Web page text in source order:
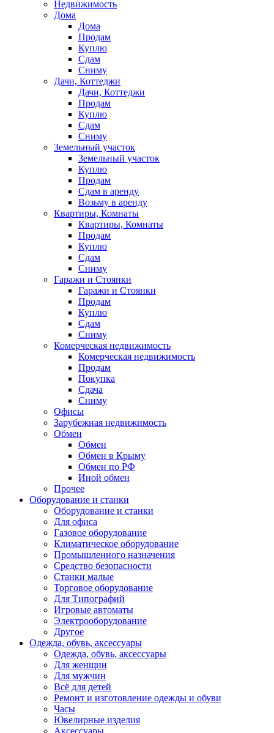
Недвижимость
Дома
Дома
Продам
Куплю
Сдам
Сниму
Дачи, Коттеджи
Дачи, Коттеджи
Продам
Куплю
Сдам
Сниму
Земельный участок
Земельный участок
Куплю
Продам
Сдам в аренду
Возьму в аренду
Квартиры, Комнаты
Квартиры, Комнаты
Продам
Куплю
Сдам
Сниму
Гаражи и Стоянки
Гаражи и Стоянки
Продам
Куплю
Сдам
Сниму
Комерческая недвижимость
Комерческая недвижимость
Продам
Покупка
Сдача
Сниму
Офисы
Зарубежная недвижимость
Обмен
Обмен
Обмен в Крыму
Обмен по РФ
Иной обмен
Прочее
Оборудование и станки
Оборудование и станки
Для офиса
Газовое оборудование
Климатическое оборудование
Промышленного назначения
Средство безопасности
Станки малые
Торговое оборудование
Для Типографий
Игровые автоматы
Электрооборудование
Другое
Одежда, обувь, аксессуары
Одежда, обувь, аксессуары
Для женщин
Для мужчин
Всё для детей
Ремонт и изготовление одежды и обуви
Часы
Ювелирные изделия
Аксессуары